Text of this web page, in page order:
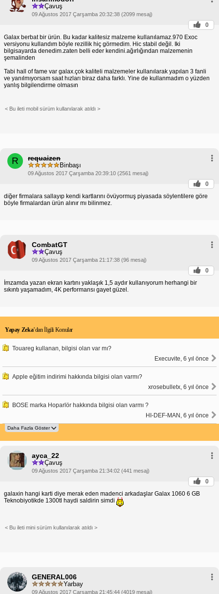
Çavuş
09 Ağustos 2017 Çarşamba 20:32:38 (2099 mesaj)
0
Galax berbat bir ürün. Bu kadar kalitesiz malzeme kullanılamaz.970 Exoc
versiyonu kullandım böyle rezillik hiç görmedim. Hic stabil değil. Iki
bilgisayarda denedim.zaten belli eder kendini.ağırlığından malzemenin
şemalinden
Tabi hall of fame var galax.çok kaliteli malzemeler kullanılarak yapılan 3 fanli
ve yanılmıyorsam saat hızları biraz daha farklı. Yine de kullanmadım o yüzden
yanlış bilgilendirme olmasın
< Bu ileti mobil sürüm kullanılarak atıldı >
R requaizen
Binbaşı
09 Ağustos 2017 Çarşamba 20:39:10 (2561 mesaj)
0
diğer firmalara sallayıp kendi kartlarını övüyormuş piyasada söylentilere göre
böyle firmalardan ürün alınır mı bilinmez.
CombatGT
Çavuş
09 Ağustos 2017 Çarşamba 21:17:38 (96 mesaj)
0
İmzamda yazan ekran kartını yaklaşık 1,5 aydır kullanıyorum herhangi bir
sıkıntı yaşamadım, 4K performansı gayet güzel.
Yapay Zeka’dan İlgili Konular
Touareg kullanan, bilgisi olan var mı?
Execuvite, 6 yıl önce
Apple eğitim indirimi hakkında bilgisi olan varmı?
xrosebulletx, 6 yıl önce
BOSE marka Hoparlör hakkında bilgisi olan varmı ?
HI-DEF-MAN, 6 yıl önce
ayca_22
Çavuş
09 Ağustos 2017 Çarşamba 21:34:02 (441 mesaj)
0
galaxin hangi karti diye merak eden madenci arkadaşlar Galax 1060 6 GB
Teknobiyotikde 1300tl haydi saldirin simdi
< Bu ileti mini sürüm kullanılarak atıldı >
GENERAL006
Yarbay
09 Ağustos 2017 Çarşamba 21:45:44 (4019 mesaj)